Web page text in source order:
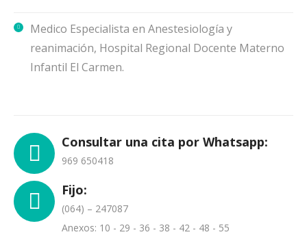
Medico Especialista en Anestesiología y
reanimación, Hospital Regional Docente Materno
Infantil El Carmen.
Consultar una cita por Whatsapp:
969 650418
Fijo:
(064) – 247087
Anexos: 10 - 29 - 36 - 38 - 42 - 48 - 55